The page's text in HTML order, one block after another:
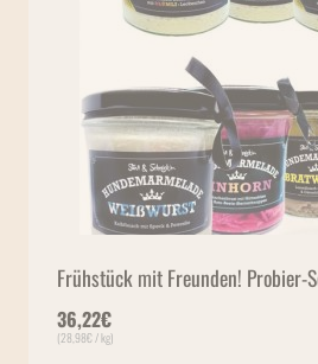
Frühstück mit Freunden! Probier-
36,22€
(28,98€ / kg)